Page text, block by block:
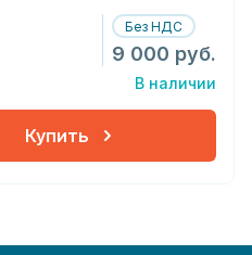
Без НДС
9 000 руб.
В наличии
Купить